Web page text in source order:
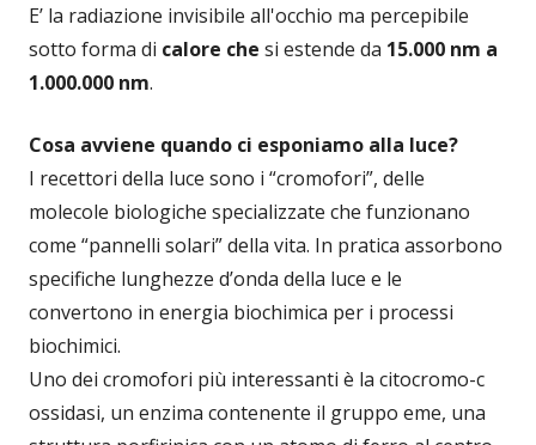
E’ la radiazione invisibile all'occhio ma percepibile
sotto forma di calore che si estende da 15.000 nm a
1.000.000 nm.
Cosa avviene quando ci esponiamo alla luce?
I recettori della luce sono i “cromofori”, delle
molecole biologiche specializzate che funzionano
come “pannelli solari” della vita. In pratica assorbono
specifiche lunghezze d’onda della luce e le
convertono in energia biochimica per i processi
biochimici.
Uno dei cromofori più interessanti è la citocromo-c
ossidasi, un enzima contenente il gruppo eme, una